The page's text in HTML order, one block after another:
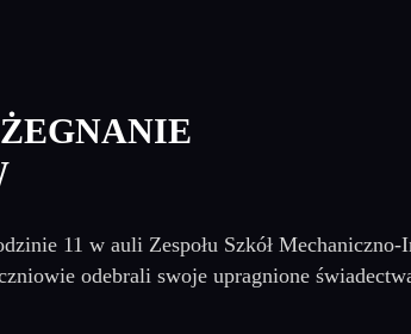
11 w auli Zespołu Szkół
odebrali swoje upragnione